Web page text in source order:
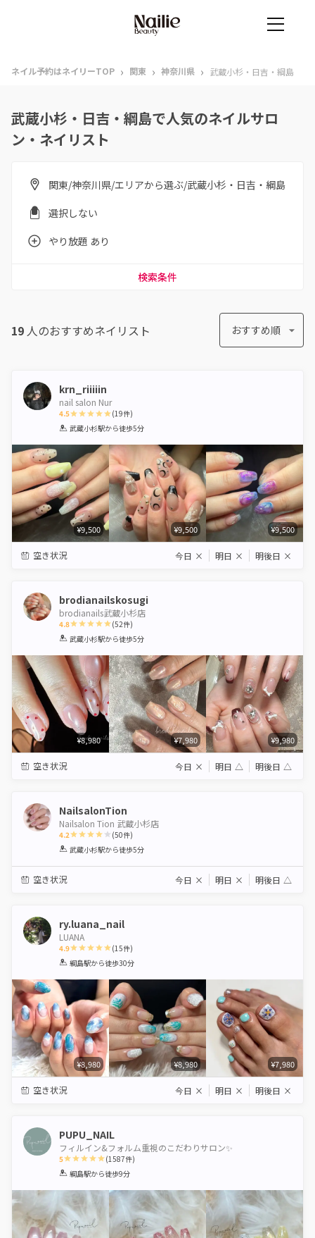
ネイル予約はネイリーTOP › 関東 › 神奈川県 › 武蔵小杉・日吉・綱島
武蔵小杉・日吉・綱島で人気のネイルサロ
ン・ネイリスト
関東/神奈川県/エリアから選ぶ/武蔵小杉・日吉・綱島
選択しない
やり放題 あり
検索条件
19 人のおすすめネイリスト おすすめ順
krn_riiiiin
nail salon Nur
4.5
1 2 3 4 5
(19件)
武蔵小杉駅から徒歩5分
¥9,500 ¥9,500 ¥9,500
空き状況 今日 × 明日 × 明後日 ×
brodianailskosugi
brodianails武蔵小杉店
4.8
1 2 3 4 5
(52件)
武蔵小杉駅から徒歩5分
¥8,980 ¥7,980 ¥9,980
空き状況 今日 × 明日 △ 明後日 △
NailsalonTion
Nailsalon Tion 武蔵小杉店
4.2
1 2 3 4 5
(50件)
武蔵小杉駅から徒歩5分
空き状況 今日 × 明日 × 明後日 △
ry.luana_nail
LUANA
4.9
1 2 3 4 5
(15件)
綱島駅から徒歩30分
¥8,980 ¥8,980 ¥7,980
空き状況 今日 × 明日 × 明後日 ×
PUPU_NAIL
フィルイン&フォルム重視のこだわりサロン✨
5
1 2 3 4 5
(1587件)
綱島駅から徒歩9分